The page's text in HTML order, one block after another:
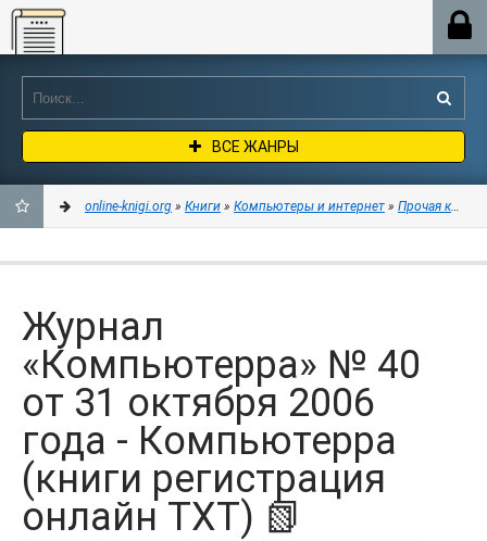
Online-knigi.org
ВСЕ ЖАНРЫ
ЗАКЛАДКИ
online-knigi.org » Книги » Компьютеры и интернет » Прочая
Журнал
«Компьютерра» № 40
от 31 октября 2006
года - Компьютерра
(книги регистрация
онлайн TXT) 📗